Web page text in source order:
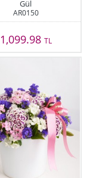
Gül
AR0150
1,099.98 TL